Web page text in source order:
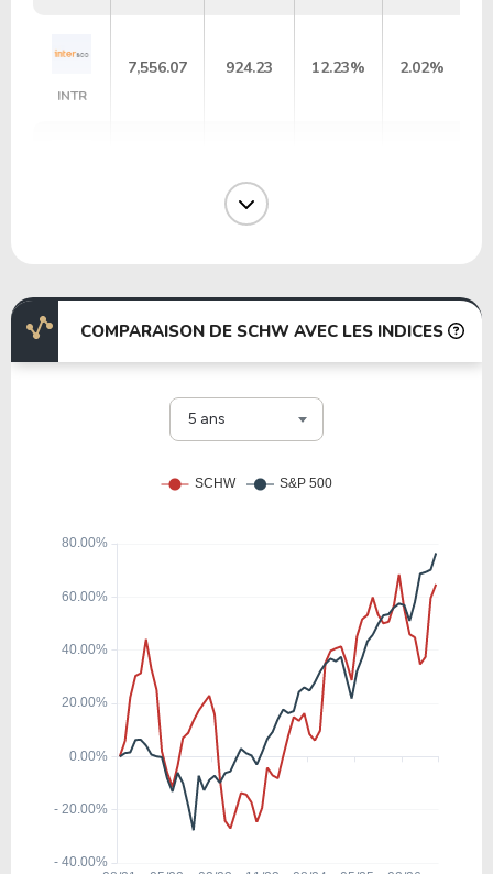
INTR
7,556.07 924.23 12.23% 2.02%
12.71 1.67 13.16%
1.44%
11.59 12.40%
1.45
COMPARAISON DE SCHW AVEC LES INDICES
5 ans